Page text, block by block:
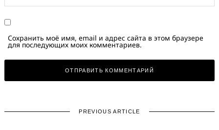
Сохранить моё имя, email и адрес сайта в этом браузере
для последующих моих комментариев.
PREVIOUS ARTICLE